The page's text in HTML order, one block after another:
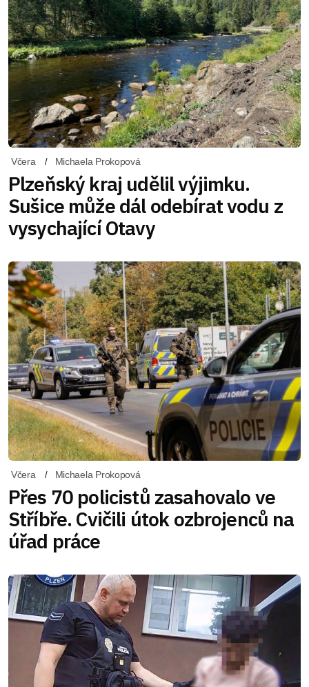
Včera Michaela Prokopová
Plzeňský kraj udělil výjimku.
Sušice může dál odebírat vodu z
vysychající Otavy
Včera Michaela Prokopová
Přes 70 policistů zasahovalo ve
Stříbře. Cvičili útok ozbrojenců na
úřad práce